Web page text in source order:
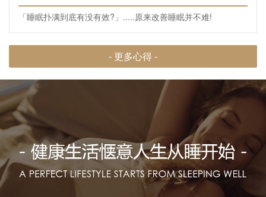
「睡眠扑满到底有没有效?」.....原来改善睡眠并不难!
- 更多心得 -